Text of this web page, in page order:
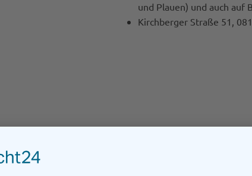
und Plauen) und auch auf
Kirchberger Straße 51,